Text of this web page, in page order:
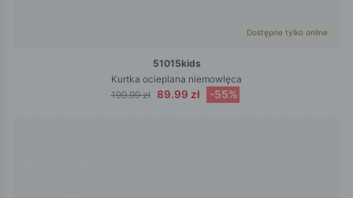
Dostępne tylko online
51015kids
Kurtka ocieplana niemowlęca
199.99 zł 89.99 zł -55%